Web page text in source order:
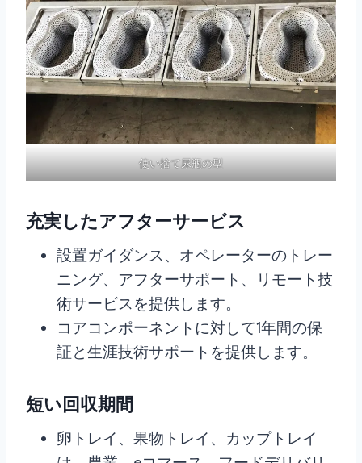
使い捨て尿瓶の型
充実したアフターサービス
設置ガイダンス、オペレーターのトレー
ニング、アフターサポート、リモート技
術サービスを提供します。
コアコンポーネントに対して1年間の保
証と生涯技術サポートを提供します。
短い回収期間
卵トレイ、果物トレイ、カップトレイ